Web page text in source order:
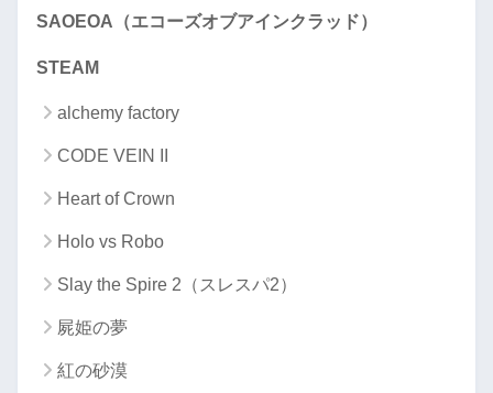
SAOEOA（エコーズオブアインクラッド）
STEAM
alchemy factory
CODE VEIN II
Heart of Crown
Holo vs Robo
Slay the Spire 2（スレスパ2）
屍姫の夢
紅の砂漠